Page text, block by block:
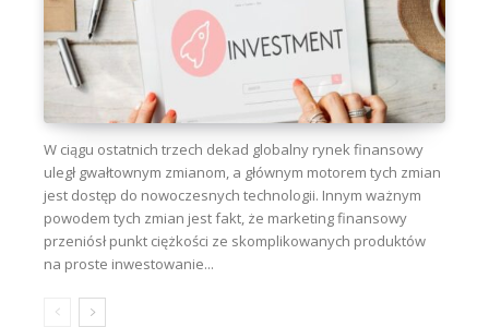
W ciągu ostatnich trzech dekad globalny rynek finansowy
uległ gwałtownym zmianom, a głównym motorem tych zmian
jest dostęp do nowoczesnych technologii. Innym ważnym
powodem tych zmian jest fakt, że marketing finansowy
przeniósł punkt ciężkości ze skomplikowanych produktów
na proste inwestowanie...